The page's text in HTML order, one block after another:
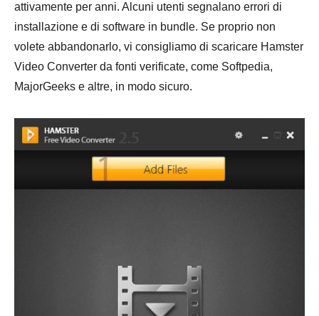
attivamente per anni. Alcuni utenti segnalano errori di
installazione e di software in bundle. Se proprio non
volete abbandonarlo, vi consigliamo di scaricare Hamster
Video Converter da fonti verificate, come Softpedia,
MajorGeeks e altre, in modo sicuro.